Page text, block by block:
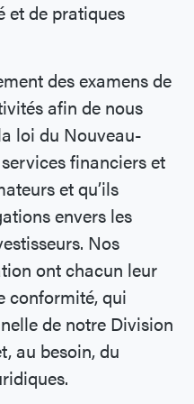
et de pratiques
des examens de
afin de nous
loi du Nouveau-
financiers et
et qu’ils
envers les
Nos
ont chacun leur
conformité, qui
de notre Division
au besoin, du